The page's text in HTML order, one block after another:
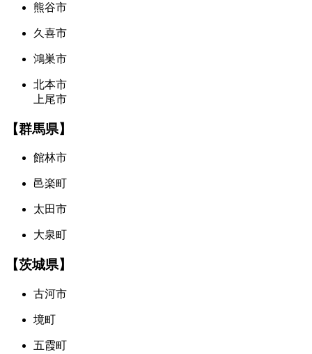
熊谷市
久喜市
鴻巣市
北本市
上尾市
【群馬県】
館林市
邑楽町
太田市
大泉町
【茨城県】
古河市
境町
五霞町